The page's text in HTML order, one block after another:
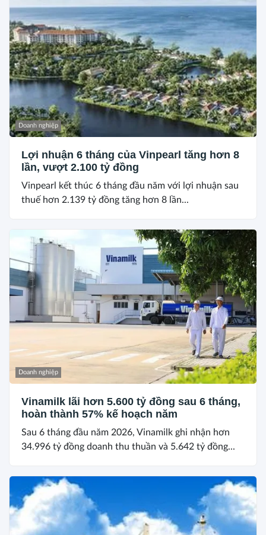
Doanh nghiệp
Lợi nhuận 6 tháng của Vinpearl tăng hơn 8
lần, vượt 2.100 tỷ đồng
Vinpearl kết thúc 6 tháng đầu năm với lợi nhuận sau
thuế hơn 2.139 tỷ đồng tăng hơn 8 lần...
Doanh nghiệp
Vinamilk lãi hơn 5.600 tỷ đồng sau 6 tháng,
hoàn thành 57% kế hoạch năm
Sau 6 tháng đầu năm 2026, Vinamilk ghi nhận hơn
34.996 tỷ đồng doanh thu thuần và 5.642 tỷ đồng...